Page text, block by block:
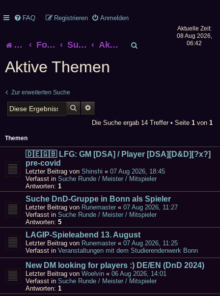
FAQ Anmelden
Registrieren
Startseite
Foren-Übersicht Suche Aktive Themen
e
Aktuelle Zeit:
08 Aug 2026,
06:42
Aktive Themen
Zur erweiterten Suche
SUCHE
Die Suche ergab 14 Treffer • Seite 1 von 1
Themen
🇩🇪🇬🇧 LFG: GM [DSA] / Player [DSA][D&D][?x?]
pre-covid
Letzter Beitrag von Shinshi « 07 Aug 2026, 18:45
Verfasst in Suche Runde / Meister / Mitspieler
Antworten: 1
Suche DnD-Gruppe in Bonn als Spieler
Letzter Beitrag von Runemaster « 07 Aug 2026, 11:27
Verfasst in Suche Runde / Meister / Mitspieler
Antworten: 5
LAGIP-Spieleabend 13. August
Letzter Beitrag von Runemaster « 07 Aug 2026, 11:25
Verfasst in Veranstaltungen mit dem Studierendenwerk Bonn
New DM looking for players :) DE/EN (DnD 2024)
Letzter Beitrag von Woelvin « 06 Aug 2026, 14:01
Verfasst in Suche Runde / Meister / Mitspieler
Antworten: 1